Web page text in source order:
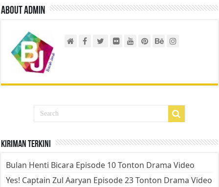
About admin
Kiriman Terkini
Bulan Henti Bicara Episode 10 Tonton Drama Video
Yes! Captain Zul Aaryan Episode 23 Tonton Drama Video